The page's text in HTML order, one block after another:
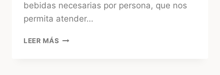
bebidas necesarias por persona, que nos
permita atender…
LEER MÁS ¿CÓMO